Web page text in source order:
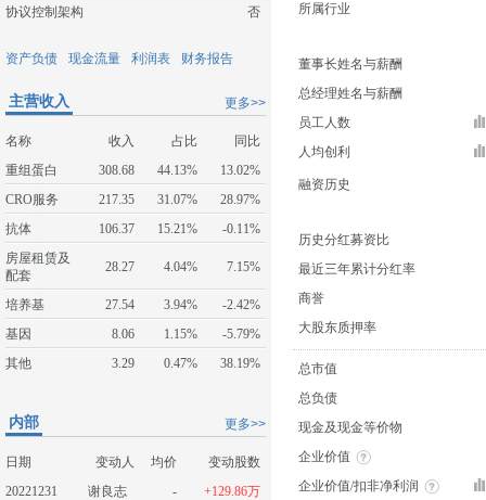
协议控制架构
否
资产负债 现金流量 利润表 财务报告
更多>>
主营收入
名称 收入 占比
同比
重组蛋白
308.68 44.13%
13.02%
CRO服务
217.35 31.07%
28.97%
抗体
106.37 15.21%
-0.11%
房屋租赁及
配套
28.27 4.04% 7.15%
培养基 27.54 3.94%
-2.42%
基因
8.06 1.15%
-5.79%
其他
3.29 0.47% 38.19%
更多>>
内部
日期 变动人 均价
变动股数
20221231
谢良志 - +129.86万
所属行业
董事长姓名与薪酬
总经理姓名与薪酬
员工人数
人均创利
融资历史
历史分红募资比
最近三年累计分红率
商誉
大股东质押率
总市值
总负债
现金及现金等价物
企业价值
企业价值/扣非净利润